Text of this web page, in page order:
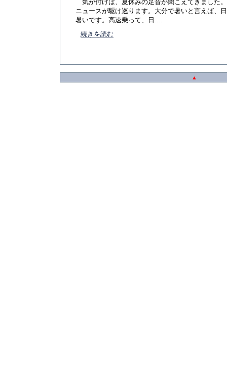
気が付けば、夏休みの足音が聞こえてきました
ニュースが駆け巡ります。大分で暑いと言えば、
暑いです。高速乗って、日....
続きを読む
▲